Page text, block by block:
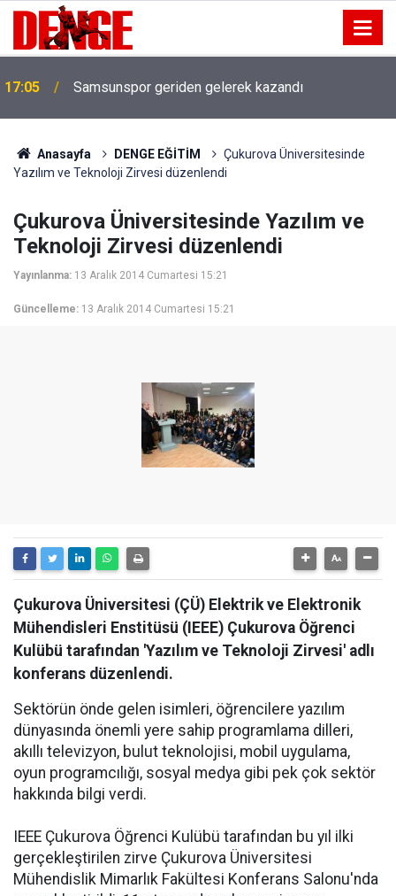
17:05 Samsunspor geriden gelerek kazandı
Anasayfa DENGE EĞİTİM
Çukurova Üniversitesinde
Yazılım ve Teknoloji Zirvesi düzenlendi
Çukurova Üniversitesinde Yazılım ve
Teknoloji Zirvesi düzenlendi
Yayınlanma: 13 Aralık 2014 Cumartesi 15:21
Güncelleme: 13 Aralık 2014 Cumartesi 15:21
Çukurova Üniversitesi (ÇÜ) Elektrik ve Elektronik
Mühendisleri Enstitüsü (IEEE) Çukurova Öğrenci
Kulübü tarafından 'Yazılım ve Teknoloji Zirvesi' adlı
konferans düzenlendi.
Sektörün önde gelen isimleri, öğrencilere yazılım
dünyasında önemli yere sahip programlama dilleri,
akıllı televizyon, bulut teknolojisi, mobil uygulama,
oyun programcılığı, sosyal medya gibi pek çok sektör
hakkında bilgi verdi.
IEEE Çukurova Öğrenci Kulübü tarafından bu yıl ilki
gerçekleştirilen zirve Çukurova Üniversitesi
Mühendislik Mimarlık Fakültesi Konferans Salonu'nda